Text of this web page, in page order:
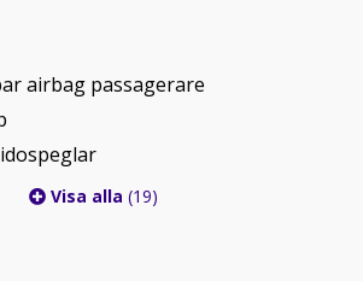
airbag passagerare
Visa alla (19)